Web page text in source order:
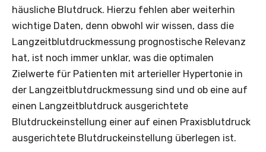
häusliche Blutdruck. Hierzu fehlen aber weiterhin
wichtige Daten, denn obwohl wir wissen, dass die
Langzeitblutdruckmessung prognostische Relevanz
hat, ist noch immer unklar, was die optimalen
Zielwerte für Patienten mit arterieller Hypertonie in
der Langzeitblutdruckmessung sind und ob eine auf
einen Langzeitblutdruck ausgerichtete
Blutdruckeinstellung einer auf einen Praxisblutdruck
ausgerichtete Blutdruckeinstellung überlegen ist.